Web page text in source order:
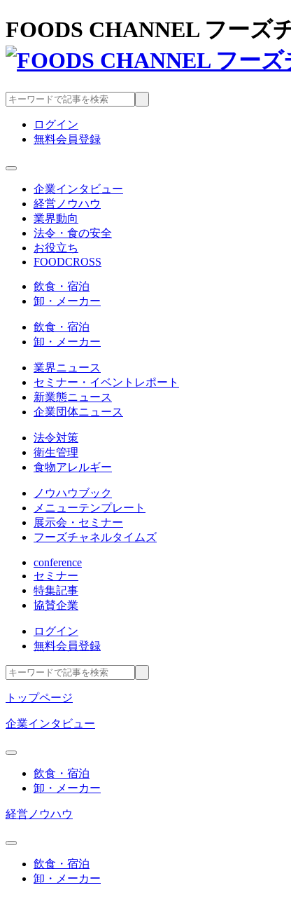
FOODS CHANNEL フーズ
ログイン
無料会員登録
企業インタビュー
経営ノウハウ
業界動向
法令・食の安全
お役立ち
FOODCROSS
飲食・宿泊
卸・メーカー
飲食・宿泊
卸・メーカー
業界ニュース
セミナー・イベントレポート
新業態ニュース
企業団体ニュース
法令対策
衛生管理
食物アレルギー
ノウハウブック
メニューテンプレート
展示会・セミナー
フーズチャネルタイムズ
conference
セミナー
特集記事
協賛企業
ログイン
無料会員登録
トップページ
企業インタビュー
飲食・宿泊
卸・メーカー
経営ノウハウ
飲食・宿泊
卸・メーカー